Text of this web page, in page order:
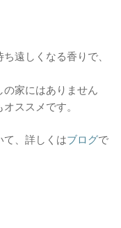
遠しくなる香りで、
の家にはありません
ススメです。
、 詳しくはブログで